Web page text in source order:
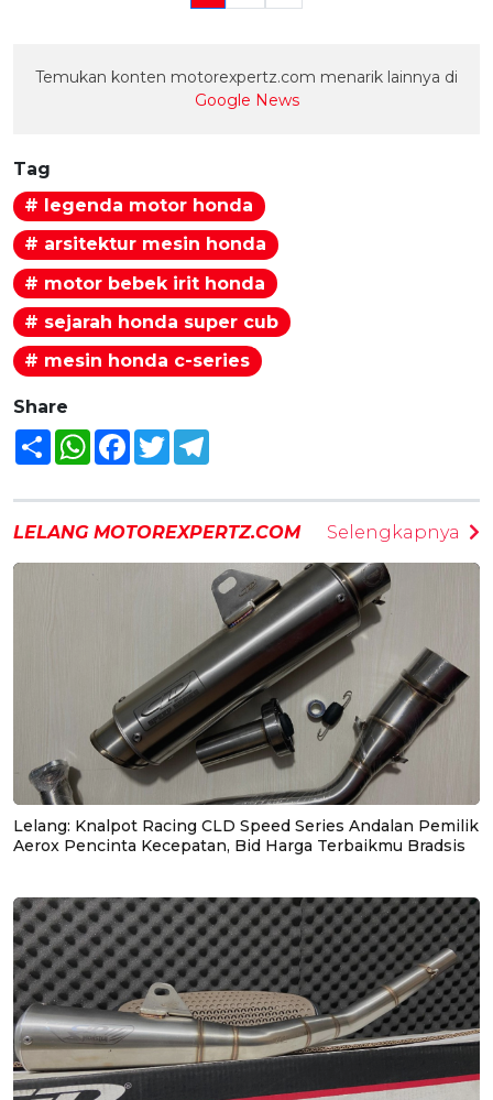
Temukan konten motorexpertz.com menarik lainnya di
Google News
Tag
# legenda motor honda
# arsitektur mesin honda
# motor bebek irit honda
# sejarah honda super cub
# mesin honda c-series
Share
Share WhatsAppFacebook
Twitter
LELANG MOTOREXPERTZ.COM Selengkapnya
Lelang: Knalpot Racing CLD Speed Series Andalan Pemilik
Aerox Pencinta Kecepatan, Bid Harga Terbaikmu Bradsis